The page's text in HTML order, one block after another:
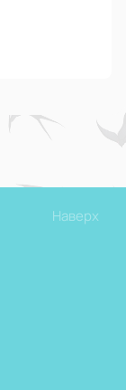
Наверх